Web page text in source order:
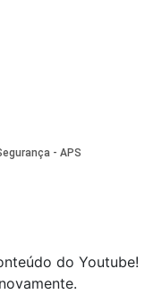
do Youtube!